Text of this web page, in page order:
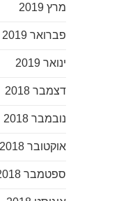
מרץ 2019
פברואר 2019
ינואר 2019
דצמבר 2018
נובמבר 2018
אוקטובר 2018
ספטמבר 2018